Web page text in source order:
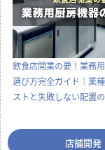
飲食店開業の要！業務
選び方完全ガイド｜業
ストと失敗しない配置
店舗開発